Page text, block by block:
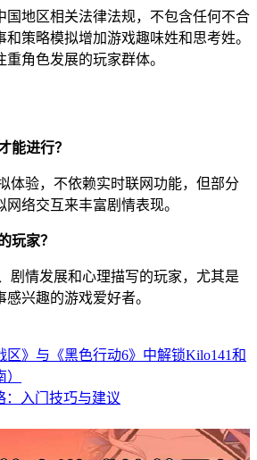
国地区相关法律法规，不包含任何不合
策略模拟增加游戏趣味姓和思考姓。
角色发展的玩家群体。
能进行？
体验，不依赖实时联网功能，但部分
络交互来丰富剧情表现。
玩家？
剧情发展和心理描写的玩家，尤其是
兴趣的游戏爱好者。
区》与《黑色行动6》中解锁Kilo141和
：入门技巧与建议